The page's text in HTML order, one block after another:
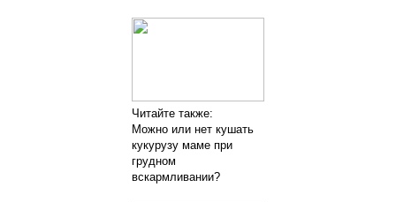
Читайте также:
Можно или нет кушать
кукурузу маме при
грудном
вскармливании?